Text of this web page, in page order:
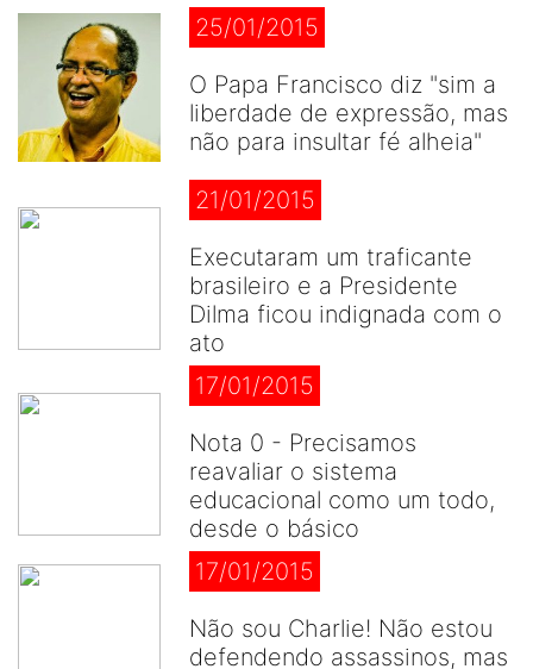
25/01/2015
O Papa Francisco diz "sim a
liberdade de expressão, mas
não para insultar fé alheia"
21/01/2015
Executaram um traficante
brasileiro e a Presidente
Dilma ficou indignada com o
ato
17/01/2015
Nota 0 - Precisamos
reavaliar o sistema
educacional como um todo,
desde o básico
17/01/2015
Não sou Charlie! Não estou
defendendo assassinos, mas